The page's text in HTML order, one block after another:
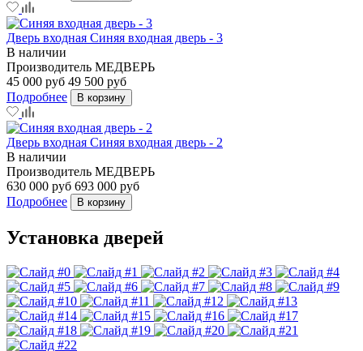
Дверь входная Синяя входная дверь - 3
В наличии
Производитель МЕДВЕРЬ
45 000 руб 49 500 руб
Подробнее
В корзину
Дверь входная Синяя входная дверь - 2
В наличии
Производитель МЕДВЕРЬ
630 000 руб 693 000 руб
Подробнее
В корзину
Установка дверей